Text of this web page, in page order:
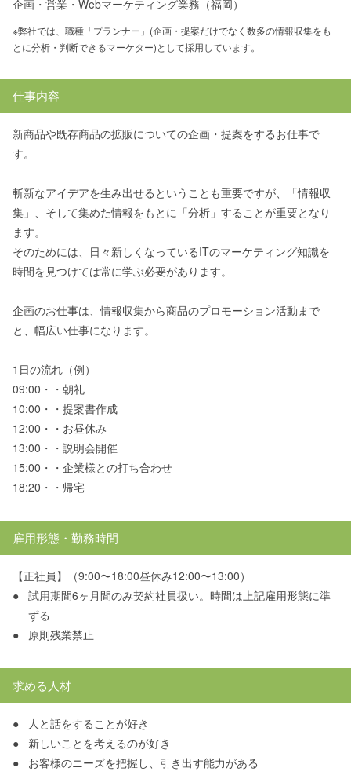
企画・営業・Webマーケティング業務（福岡）
※弊社では、職種「プランナー」(企画・提案だけでなく数多の情報収集をも
とに分析・判断できるマーケター)として採用しています。
仕事内容
新商品や既存商品の拡販についての企画・提案をするお仕事で
す。
斬新なアイデアを生み出せるということも重要ですが、「情報収
集」、そして集めた情報をもとに「分析」することが重要となり
ます。
そのためには、日々新しくなっているITのマーケティング知識を
時間を見つけては常に学ぶ必要があります。
企画のお仕事は、情報収集から商品のプロモーション活動まで
と、幅広い仕事になります。
1日の流れ（例）
09:00・・朝礼
10:00・・提案書作成
12:00・・お昼休み
13:00・・説明会開催
15:00・・企業様との打ち合わせ
18:20・・帰宅
雇用形態・勤務時間
【正社員】（9:00〜18:00昼休み12:00〜13:00）
● 試用期間6ヶ月間のみ契約社員扱い。時間は上記雇用形態に準
ずる
●
原則残業禁止
求める人材
●
人と話をすることが好き
●
新しいことを考えるのが好き
●
お客様のニーズを把握し、引き出す能力がある